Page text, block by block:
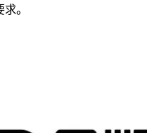
。